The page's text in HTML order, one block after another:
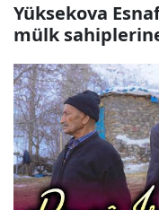
Yüksekova
mülk